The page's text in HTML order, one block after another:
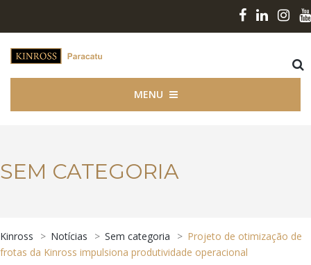
MENU
SEM CATEGORIA
Kinross > Notícias > Sem categoria > Projeto de otimização de
frotas da Kinross impulsiona produtividade operacional